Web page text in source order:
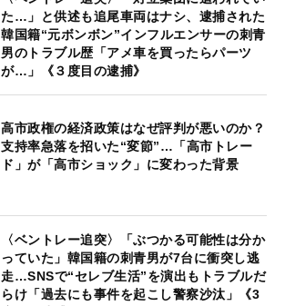
た…」と供述も追尾車両はナシ、逮捕された
韓国籍“元ボンボン”インフルエンサーの刺青
男のトラブル歴「アメ車を買ったらパーツ
が…」《３度目の逮捕》
高市政権の経済政策はなぜ評判が悪いのか？
支持率急落を招いた“変節”…「高市トレー
ド」が「高市ショック」に変わった背景
〈ベントレー追突〉「ぶつかる可能性は分か
っていた」韓国籍の刺青男が7台に衝突し逃
走…SNSで“セレブ生活”を演出もトラブルだ
らけ「過去にも事件を起こし警察沙汰」《3